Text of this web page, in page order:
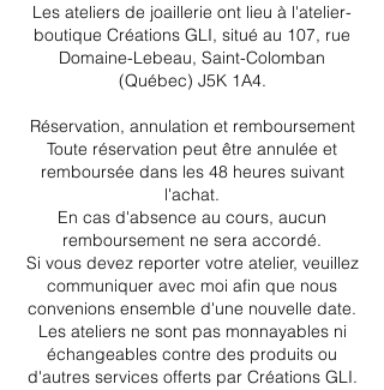
Les ateliers de joaillerie ont lieu à l'atelier-
boutique Créations GLI, situé au 107, rue
Domaine-Lebeau, Saint-Colomban
(Québec) J5K 1A4.
Réservation, annulation et remboursement
Toute réservation peut être annulée et
remboursée dans les 48 heures suivant
l'achat.
En cas d'absence au cours, aucun
remboursement ne sera accordé.
Si vous devez reporter votre atelier, veuillez
communiquer avec moi afin que nous
convenions ensemble d'une nouvelle date.
Les ateliers ne sont pas monnayables ni
échangeables contre des produits ou
d'autres services offerts par Créations GLI.